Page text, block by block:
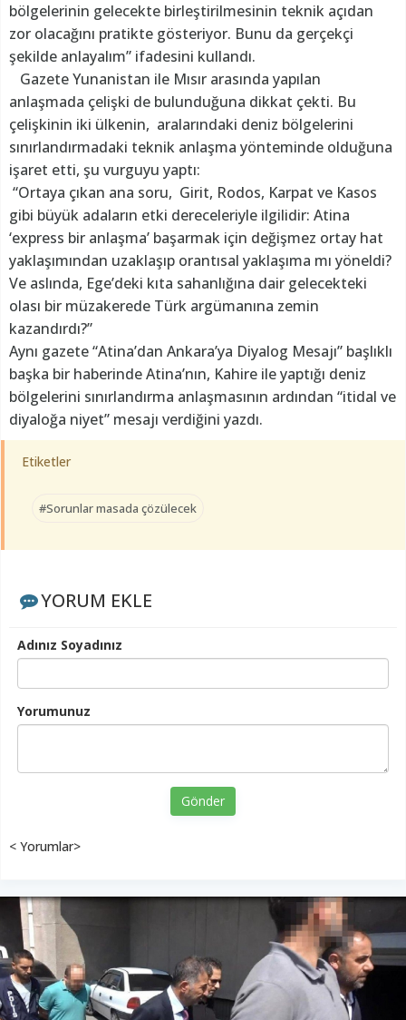
bölgelerinin gelecekte birleştirilmesinin teknik açıdan
zor olacağını pratikte gösteriyor. Bunu da gerçekçi
şekilde anlayalım” ifadesini kullandı.
Gazete Yunanistan ile Mısır arasında yapılan
anlaşmada çelişki de bulunduğuna dikkat çekti. Bu
çelişkinin iki ülkenin, aralarındaki deniz bölgelerini
sınırlandırmadaki teknik anlaşma yönteminde olduğuna
işaret etti, şu vurguyu yaptı:
“Ortaya çıkan ana soru, Girit, Rodos, Karpat ve Kasos
gibi büyük adaların etki dereceleriyle ilgilidir: Atina
‘express bir anlaşma’ başarmak için değişmez ortay hat
yaklaşımından uzaklaşıp orantısal yaklaşıma mı yöneldi?
Ve aslında, Ege’deki kıta sahanlığına dair gelecekteki
olası bir müzakerede Türk argümanına zemin
kazandırdı?”
Aynı gazete “Atina’dan Ankara’ya Diyalog Mesajı” başlıklı
başka bir haberinde Atina’nın, Kahire ile yaptığı deniz
bölgelerini sınırlandırma anlaşmasının ardından “itidal ve
diyaloğa niyet” mesajı verdiğini yazdı.
Etiketler
#Sorunlar masada çözülecek
YORUM EKLE
Adınız Soyadınız
Yorumunuz
Gönder
< Yorumlar>